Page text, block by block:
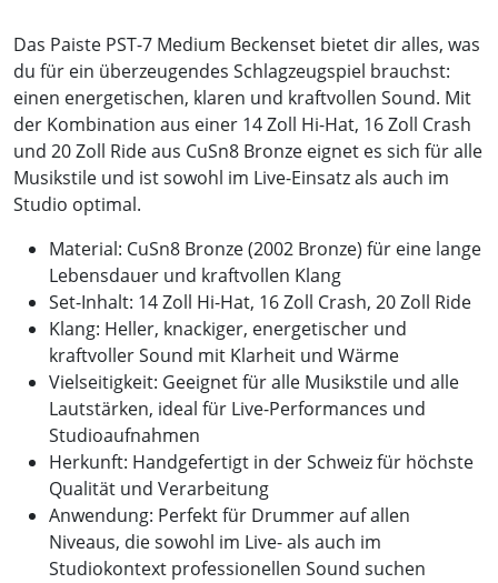
Das Paiste PST-7 Medium Beckenset bietet dir alles, was
du für ein überzeugendes Schlagzeugspiel brauchst:
einen energetischen, klaren und kraftvollen Sound. Mit
der Kombination aus einer 14 Zoll Hi-Hat, 16 Zoll Crash
und 20 Zoll Ride aus CuSn8 Bronze eignet es sich für alle
Musikstile und ist sowohl im Live-Einsatz als auch im
Studio optimal.
Material: CuSn8 Bronze (2002 Bronze) für eine lange
Lebensdauer und kraftvollen Klang
Set-Inhalt: 14 Zoll Hi-Hat, 16 Zoll Crash, 20 Zoll Ride
Klang: Heller, knackiger, energetischer und
kraftvoller Sound mit Klarheit und Wärme
Vielseitigkeit: Geeignet für alle Musikstile und alle
Lautstärken, ideal für Live-Performances und
Studioaufnahmen
Herkunft: Handgefertigt in der Schweiz für höchste
Qualität und Verarbeitung
Anwendung: Perfekt für Drummer auf allen
Niveaus, die sowohl im Live- als auch im
Studiokontext professionellen Sound suchen